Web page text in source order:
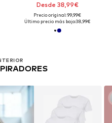
Desde 38,99€
Precio original: 99,99€
Último precio más bajo:38,99€